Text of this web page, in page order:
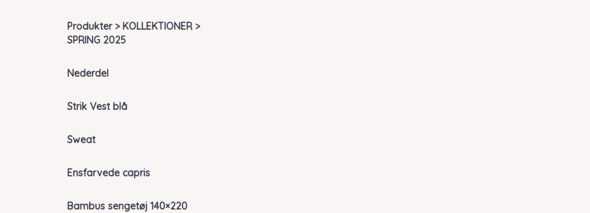
Produkter > KOLLEKTIONER >
SPRING 2025
Nederdel
Strik Vest blå
Sweat
Ensfarvede capris
Bambus sengetøj 140×220